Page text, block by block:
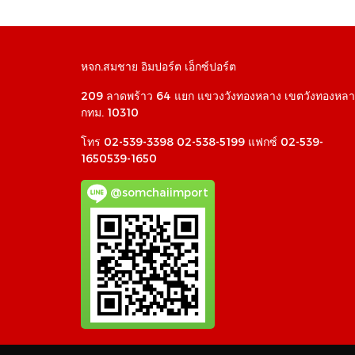
หจก.สมชาย อิมปอร์ต เอ็กซ์ปอร์ต
209 ลาดพร้าว 64 แยก แขวงวังทองหลาง เขตวังทองหล
กทม. 10310
โทร 02-539-3398 02-538-5199 แฟกซ์ 02-539-
1650539-1650
@somchaiimport